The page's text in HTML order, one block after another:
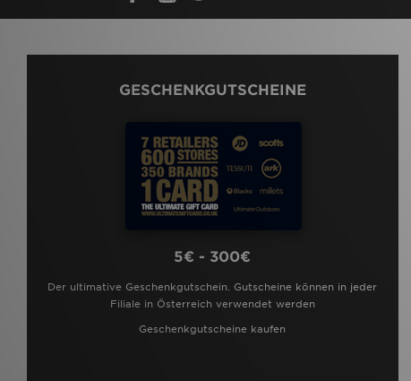
GESCHENKGUTSCHEINE
5€ - 300€
Der ultimative Geschenkgutschein. Gutscheine können in jeder
Filiale in Österreich verwendet werden
Geschenkgutscheine kaufen